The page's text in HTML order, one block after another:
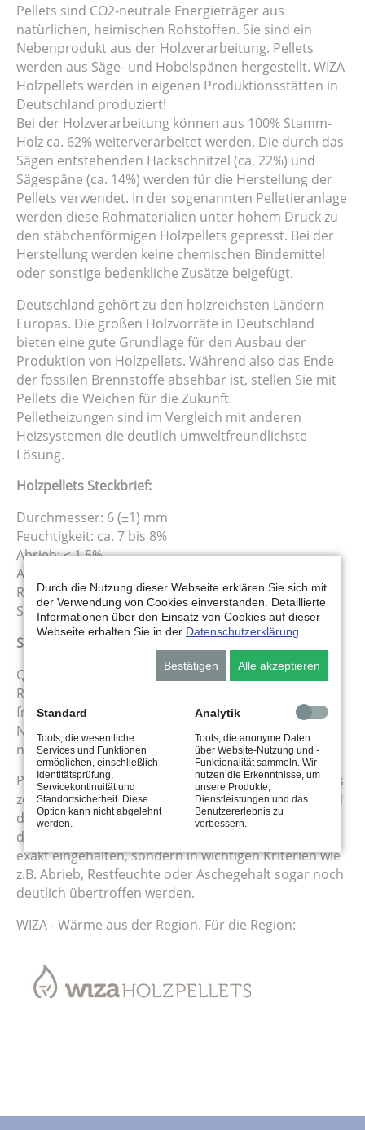
Pellets sind CO2-neutrale Energieträger aus
natürlichen, heimischen Rohstoffen. Sie sind ein
Nebenprodukt aus der Holzverarbeitung. Pellets
werden aus Säge- und Hobelspänen hergestellt. WIZA
Holzpellets werden in eigenen Produktionsstätten in
Deutschland produziert!
Bei der Holzverarbeitung können aus 100% Stamm-
Holz ca. 62% weiterverarbeitet werden. Die durch das
Sägen entstehenden Hackschnitzel (ca. 22%) und
Sägespäne (ca. 14%) werden für die Herstellung der
Pellets verwendet. In der sogenannten Pelletieranlage
werden diese Rohmaterialien unter hohem Druck zu
den stäbchenförmigen Holzpellets gepresst. Bei der
Herstellung werden keine chemischen Bindemittel
oder sonstige bedenkliche Zusätze beigefügt.
Deutschland gehört zu den holzreichsten Ländern
Europas. Die großen Holzvorräte in Deutschland
bieten eine gute Grundlage für den Ausbau der
Produktion von Holzpellets. Während also das Ende
der fossilen Brennstoffe absehbar ist, stellen Sie mit
Pellets die Weichen für die Zukunft.
Pelletheizungen sind im Vergleich mit anderen
Heizsystemen die deutlich umweltfreundlichste
Lösung.
Holzpellets Steckbrief:
Durchmesser: 6 (±1) mm
Feuchtigkeit: ca. 7 bis 8%
Abrieb: ≤ 1,5%
Aschegehalt 550°C: ca. 0,55%
Rohdichte: 1,2 kg/dm³
Schüttdichte: ca. 650–680 kg/m³
Strenge Rohstoffkontrollen geben Sicherheit
Qualität beginnt mit der richtigen Auswahl der
Rohstoffe. Für unsere WIZA Holzpellets werden
frische, unbehandelte Späne und Hackschnitzel aus
Nadelholz verwendet. Jede Rohstoffanlieferung wird
nach strengen Richtlinien kontrolliert.
Pellets von WIZA Holzpellets sind DINplus und ENplus
zertifiziert. Die strengen Qualitätskontrollen während
des gesamten Produktionsprozesses garantieren,
dass die vorgeschriebenen Grenzwerte nicht nur
exakt eingehalten, sondern in wichtigen Kriterien wie
z.B. Abrieb, Restfeuchte oder Aschegehalt sogar noch
deutlich übertroffen werden.
WIZA - Wärme aus der Region. Für die Region:
Durch die Nutzung dieser Webseite erklären Sie sich mit
der Verwendung von Cookies einverstanden. Detaillierte
Informationen über den Einsatz von Cookies auf dieser
Webseite erhalten Sie in der Datenschutzerklärung
Bestätigen Alle akzeptieren
Standard
Tools, die wesentliche
Services und Funktionen
ermöglichen, einschließlich
Identitätsprüfung,
Servicekontinuität und
Standortsicherheit. Diese
Option kann nicht abgelehnt
werden.
Analytik
Tools, die anonyme Daten
über Website-Nutzung und -
Funktionalität sammeln. Wir
nutzen die Erkenntnisse, um
unsere Produkte,
Dienstleistungen und das
Benutzererlebnis zu
verbessern.